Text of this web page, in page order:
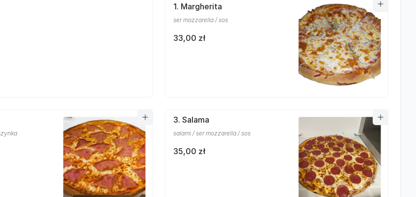
1. Margherita
ser mozzarella / sos
33,00 zł
3. Salama
salami / ser mozzarella / sos
35,00 zł